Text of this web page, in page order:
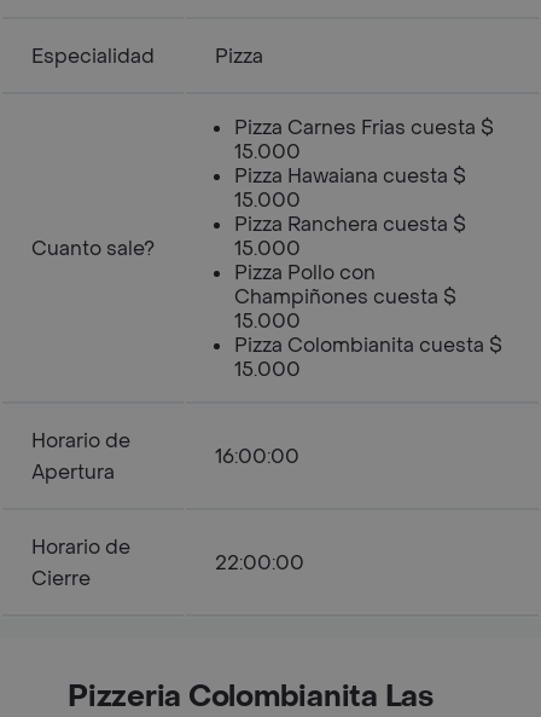
Especialidad Pizza
Cuanto sale?
Pizza Carnes Frias cuesta $
15.000
Pizza Hawaiana cuesta $
15.000
Pizza Ranchera cuesta $
15.000
Pizza Pollo con
Champiñones cuesta $
15.000
Pizza Colombianita cuesta $
15.000
Horario de
Apertura
16:00:00
Horario de
Cierre
22:00:00
Pizzeria Colombianita Las